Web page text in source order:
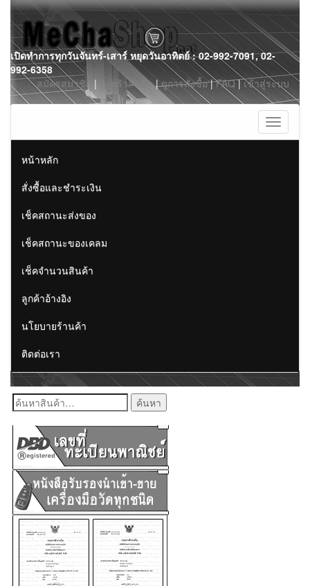
Skip
to
content
เปิดทำการทุกวันจันทร์-เสาร์ หยุดวันอาทิตย์ : 02-992-7091, 02-
992-6358
สมัครสมาชิก | ตะกร้าสินค้า|ดูการสั่งซื้อ|FAQ|เข้าสู่ระบบ
Toggle
หน้าหลัก
สั่งซื้อและชำระเงิน
เช็คสถานะส่งของ
เช็คสถานะของเคลม
เช็คจำนวนสินค้า
ลูกค้าอ้างอิง
นโยบายร้านค้า
ติดต่อเรา
ค้นหา: